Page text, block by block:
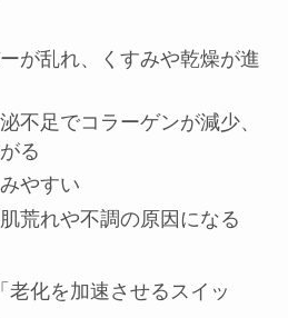
が乱れ、くすみや乾燥が進
不足でコラーゲンが減少、
る
やすい
荒れや不調の原因になる
老化を加速させるスイッ